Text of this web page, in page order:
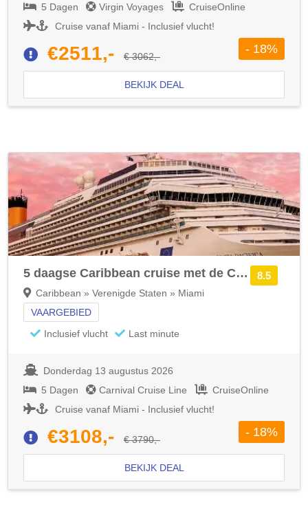
5 Dagen
Virgin Voyages
CruiseOnline
Cruise vanaf Miami - Inclusief vlucht!
€2511,- € 3062,-
- 18%
BEKIJK DEAL
8.5
5 daagse Caribbean cruise met de Carnival Sunrise
Caribbean » Verenigde Staten » Miami
VAARGEBIED
Inclusief vlucht
Last minute
Donderdag 13 augustus 2026
5 Dagen
Carnival Cruise Line
CruiseOnline
Cruise vanaf Miami - Inclusief vlucht!
€3108,- € 3790,-
- 18%
BEKIJK DEAL